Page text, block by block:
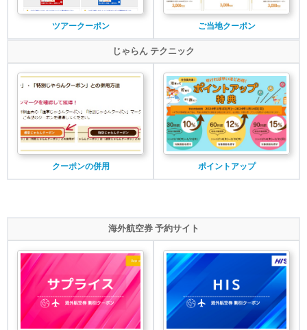
ツアークーポン ご当地クーポン
じゃらん テクニック
クーポンの併用 ポイントアップ
海外航空券 予約サイト